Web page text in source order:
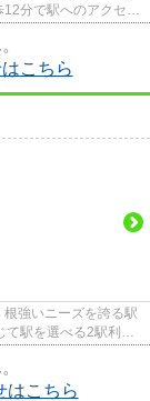
分で駅へのアクセス
こちら
強いニーズを誇る駅
て駅を選べる2駅利用
はこちら